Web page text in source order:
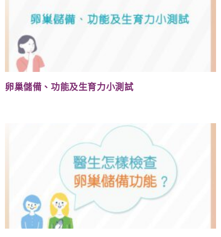
卵巢儲備、功能及生育力小測試